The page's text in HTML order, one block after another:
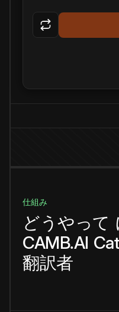
仕組み
どうやって
CAMB.AI
翻訳者